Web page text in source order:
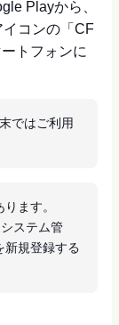
Playから、
イコンの「CF
トフォンに
ではご利用
ます。
ステム管
新規登録する